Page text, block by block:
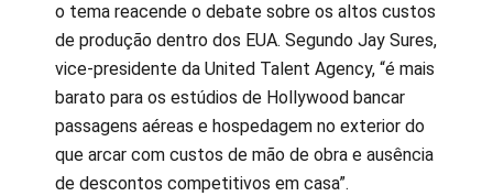
o tema reacende o debate sobre os altos custos
de produção dentro dos EUA. Segundo Jay Sures,
vice-presidente da United Talent Agency, “é mais
barato para os estúdios de Hollywood bancar
passagens aéreas e hospedagem no exterior do
que arcar com custos de mão de obra e ausência
de descontos competitivos em casa”.